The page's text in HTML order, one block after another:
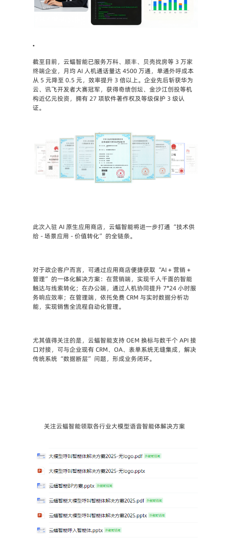
•
截至目前，云蝠智能已服务万科、顺丰、贝壳找房等 3 万家
终端企业，月均 AI 人机通话量达 4500 万通，单通外呼成本
从 5 元降至 0.5 元，效率提升 3 倍以上。企业先后斩获华为
云、讯飞开发者大赛冠军，获得奇绩创坛、金沙江创投等机
构近亿元投资，拥有 27 项软件著作权及等级保护 3 级认
证。
此次入驻 AI 原生应用商店，云蝠智能将进一步打通 “技术供
给 - 场景应用 - 价值转化” 的全链条。
对于政企客户而言，可通过应用商店便捷获取 “AI + 营销 +
管理” 的一体化解决方案：在营销端，实现千人千面的智能
触达与线索转化；在办公端，通过人机协同提升 7*24 小时服
务响应效率；在管理端，依托免费 CRM 与实时数据分析功
能，实现销售全流程自动化管理。
尤其值得关注的是，云蝠智能支持 OEM 换标与数千个 API 接
口对接，可与企业现有 CRM、OA、表单系统无缝集成，解决
传统系统 “数据断层” 问题，形成业务闭环。
关注云蝠智能领取各行业大模型语音智能体解决方案